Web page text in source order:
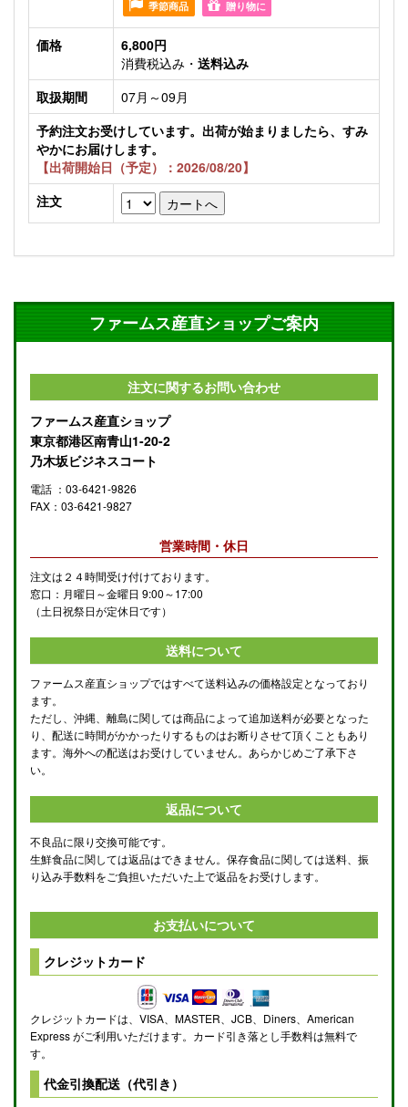
季節商品 贈り物に
価格
6,800円
消費税込み・ 送料込み
取扱期間
07月～09月
予約注文お受けしています。出荷が始まりましたら、すみ
やかにお届けします。
【出荷開始日（予定）：2026/08/20】
注文
ファームス産直ショップご案内
注文に関するお問い合わせ
ファームス産直ショップ
東京都港区南青山1-20-2
乃木坂ビジネスコート
電話 ：03-6421-9826
FAX：03-6421-9827
営業時間・休日
注文は２４時間受け付けております。
窓口：月曜日～金曜日 9:00～17:00
（土日祝祭日が定休日です）
送料について
ファームス産直ショップではすべて送料込みの価格設定となっており
ます。
ただし、沖縄、離島に関しては商品によって追加送料が必要となった
り、配送に時間がかかったりするものはお断りさせて頂くこともあり
ます。海外への配送はお受けしていません。あらかじめご了承下さ
い。
返品について
不良品に限り交換可能です。
生鮮食品に関しては返品はできません。保存食品に関しては送料、振
り込み手数料をご負担いただいた上で返品をお受けします。
お支払いについて
クレジットカード
クレジットカードは、VISA、MASTER、JCB、Diners、American
Express がご利用いただけます。カード引き落とし手数料は無料で
す。
代金引換配送（代引き）